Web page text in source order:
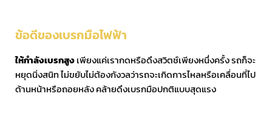
ข้อดีของเบรกมือไฟฟ้า
ให้กำลังเบรกสูงเพียงแค่เรากดหรือดึงสวิตช์เพียงหนึ่งครั้ง รถก็จะ
หยุดนิ่งสนิท ไม่ขยับไม่ต้องกังวลว่ารถจะเกิดการไหลหรือเคลื่อนที่ไป
ด้านหน้าหรือถอยหลัง คล้ายดึงเบรกมือปกติแบบสุดแรง